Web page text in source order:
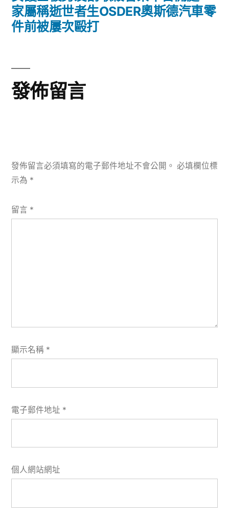
覽
篇
文
家屬稱逝世者生OSDER奧斯德汽車零
件前被屢次毆打
發佈留言
發佈留言必須填寫的電子郵件地址不會公開。 必填欄位標
示為 *
留言 *
顯示名稱 *
電子郵件地址 *
個人網站網址